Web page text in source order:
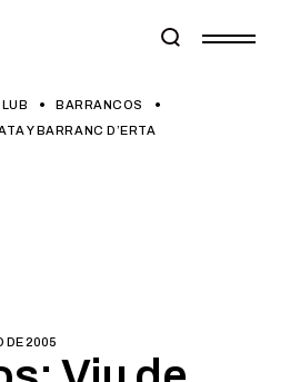
BARRANCOS
Y BARRANC D’ERTA
DE 2005